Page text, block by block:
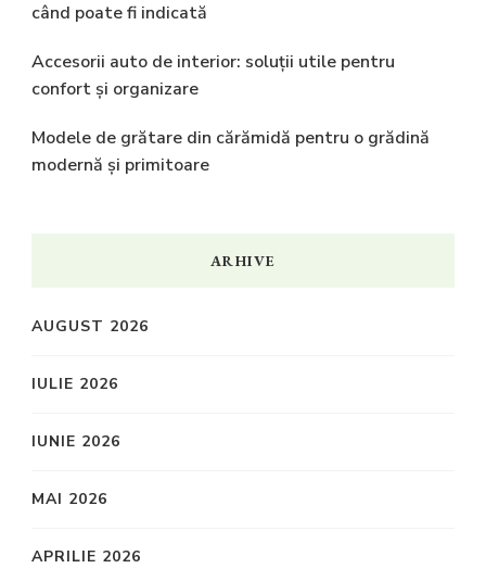
când poate fi indicată
Accesorii auto de interior: soluții utile pentru
confort și organizare
Modele de grătare din cărămidă pentru o grădină
modernă și primitoare
ARHIVE
AUGUST 2026
IULIE 2026
IUNIE 2026
MAI 2026
APRILIE 2026